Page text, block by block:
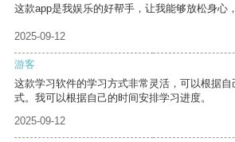
这款app是我娱乐的好帮手，让我能够放松身心
2025-09-12
游客
这款学习软件的学习方式非常灵活，可以根据
式。我可以根据自己的时间安排学习进度。
2025-09-12